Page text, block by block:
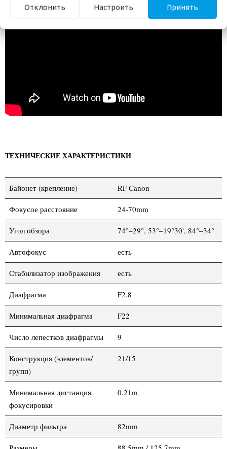
ТЕХНИЧЕСКИЕ ХАРАКТЕРИСТИКИ
Байонет (крепление) RF Canon
Фокусое расстояние 24-70mm
Угол обзора 74°–29°, 53°–19°30', 84°–34°
Автофокус есть
Стабилизатор изображения есть
Диафрагма F2.8
Минимальная диафрагма F22
Число лепестков диафрагмы 9
Конструкция (элементов/
групп)
21/15
Минимальная дистанция
фокусировки
0.21m
Диаметр фильтра 82mm
Отклонить Настроить Принять